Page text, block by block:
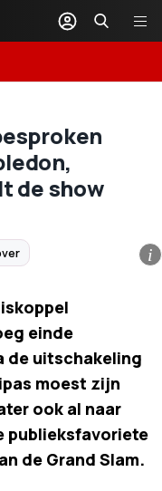
de show
i
einde
de uitschakeling
moest zijn
ook al naar
publieksfavoriete
de Grand Slam.